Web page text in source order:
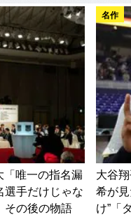
「唯一の指名漏
選手だけじゃな
その後の物語
名作
大谷
希が
け”「